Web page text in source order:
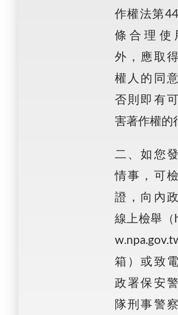
作權法第
條合理使
外，應取
權人的同
否則即有
害著作權的
二、如您
情事，可
證，向內
線上檢舉
箱）或致
政署保安
隊刑事警